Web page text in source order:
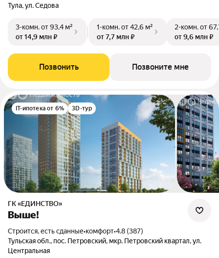
Тула, ул. Седова
3-комн.от 93,4 м²
от 14,9 млн ₽
1-комн.от 42,6 м²
от 7,7 млн ₽
2-комн.от
от 9,6 млн ₽
Позвонить Позвоните мне
IT-ипотека от 6% 3D-тур
ГК «ЕДИНСТВО»
Выше!
Строится, есть сданные•комфорт•4.8 (387)
Тульская обл., пос. Петровский, мкр. Петровский квартал, ул.
Центральная